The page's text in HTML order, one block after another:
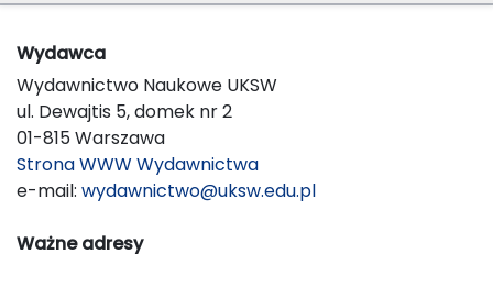
Wydawca
Wydawnictwo Naukowe UKSW
ul. Dewajtis 5, domek nr 2
01-815 Warszawa
Strona WWW Wydawnictwa
e-mail: wydawnictwo@uksw.edu.pl
Ważne adresy